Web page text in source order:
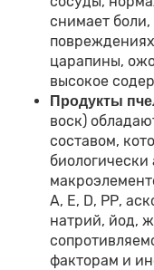
снимает
царапины,
высокое
Продукты
воск)
составом,
А, Е, D, РР,
натрий, йод,
факторам и